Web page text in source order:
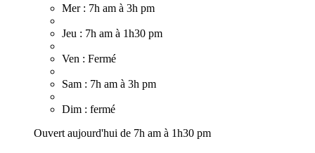
Mer : 7h am à 3h pm
Jeu : 7h am à 1h30 pm
Ven : Fermé
Sam : 7h am à 3h pm
Dim : fermé
Ouvert aujourd'hui de 7h am à 1h30 pm